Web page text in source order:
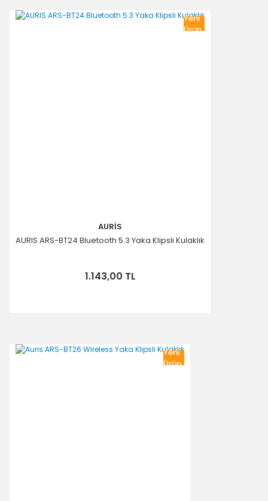
Yeni
Ürün
AURİS
AURIS ARS-BT24 Bluetooth 5.3 Yaka Klipsli Kulaklık
1.143,00 TL
Yeni
Ürün